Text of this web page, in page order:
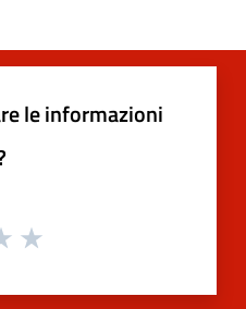
le informazioni